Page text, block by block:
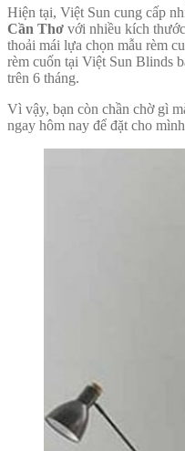
Hiện tại, Việt Sun cung cấp
Cần Thơ với nhiều kích
thoải mái lựa chọn mẫu rèm
rèm cuốn tại Việt Sun Blinds
trên 6 tháng.
Vì vậy, bạn còn chần chờ gì
ngay hôm nay để đặt cho